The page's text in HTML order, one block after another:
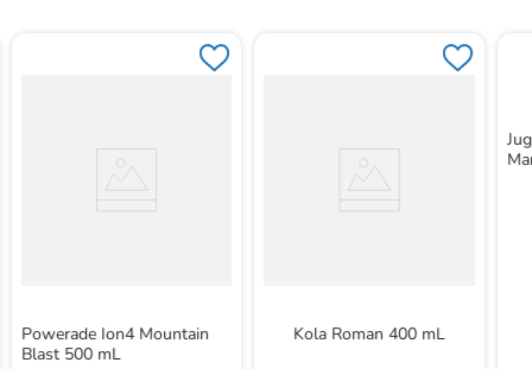
Powerade Ion4 Mountain
Blast 500 mL
Kola Roman 400 mL